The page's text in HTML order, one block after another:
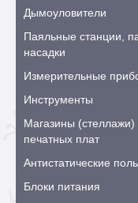
Дымоуловители
Паяльные станции,
насадки
Измерительные
Инструменты
Магазины (стеллажи)
печатных плат
Антистатические
Блоки питания